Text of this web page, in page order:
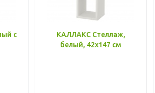
с
КАЛЛАКС Стеллаж,
белый, 42x147 см